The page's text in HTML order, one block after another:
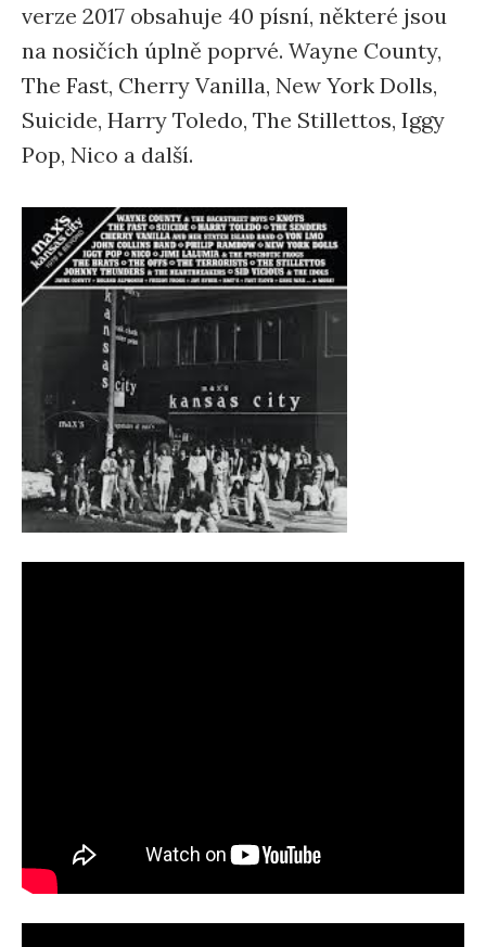
verze 2017 obsahuje 40 písní, některé jsou
na nosičích úplně poprvé. Wayne County,
The Fast, Cherry Vanilla, New York Dolls,
Suicide, Harry Toledo, The Stillettos, Iggy
Pop, Nico a další.